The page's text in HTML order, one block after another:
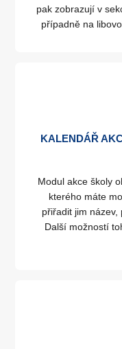
pak zobrazují v
případně na
KALENDÁŘ
Modul akce školy
kterého máte
přiřadit jim název,
Další možností